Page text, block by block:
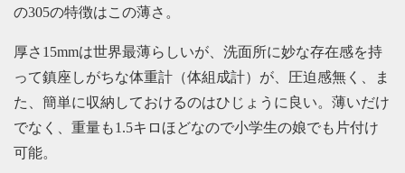
の305の特徴はこの薄さ。
厚さ15mmは世界最薄らしいが、洗面所に妙な存在感を持
って鎮座しがちな体重計（体組成計）が、圧迫感無く、ま
た、簡単に収納しておけるのはひじょうに良い。薄いだけ
でなく、重量も1.5キロほどなので小学生の娘でも片付け
可能。